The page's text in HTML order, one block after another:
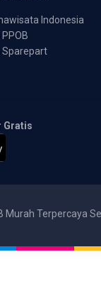
Indonesia
PPOB
Sparepart
Gratis
Murah Terpercaya